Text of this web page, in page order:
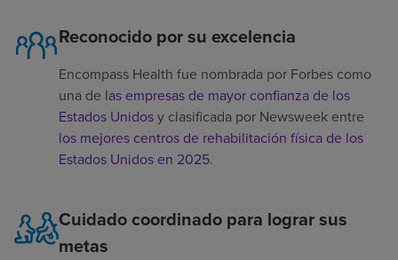
Reconocido por su excelencia
Encompass Health fue nombrada por Forbes como
una de las empresas de mayor confianza de los
Estados Unidosy clasificada por Newsweek entre
los mejores centros de rehabilitación física de los
Estados Unidos en 2025.
Cuidado coordinado para lograr sus
metas